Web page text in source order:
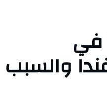
في
والسبب